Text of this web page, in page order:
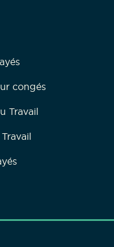
congés
Travail